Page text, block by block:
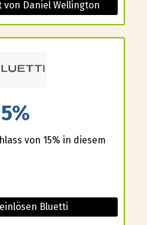
von Daniel Wellington
von 15% in diesem
Bluetti